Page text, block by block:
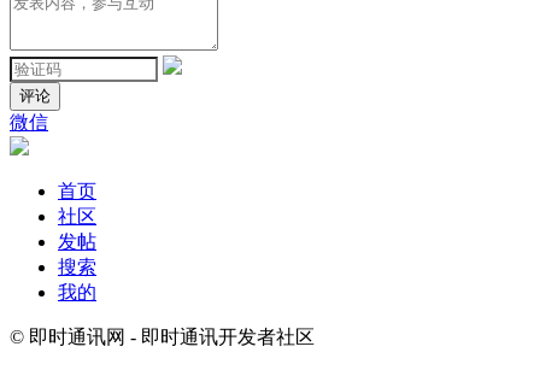
评论
微信
首页
社区
发帖
搜索
我的
© 即时通讯网 - 即时通讯开发者社区